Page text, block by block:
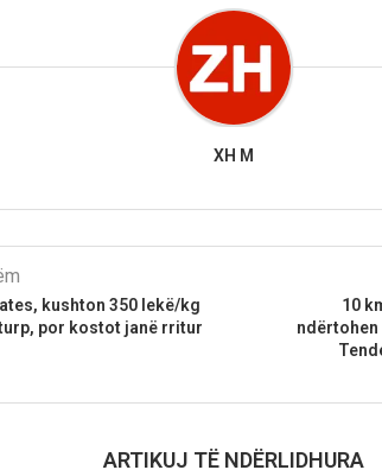
XH M
kushton 350 lekë/kg
por kostot janë rritur
10
ARTIKUJ TË NDËRLIDHURA